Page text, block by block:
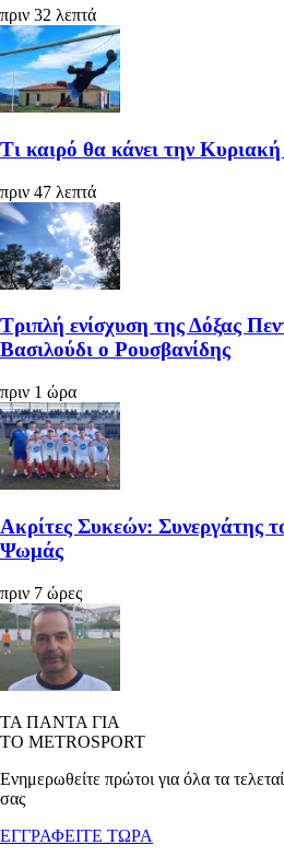
πριν 32 λεπτά
Τι καιρό θα κάνει την
πριν 47 λεπτά
Τριπλή ενίσχυση της Δόξας
Βασιλούδι ο Ρουσβανίδης
πριν 1 ώρα
Ακρίτες Συκεών: Συνεργάτης
Ψωμάς
πριν 7 ώρες
ΤΑ ΠΑΝΤΑ ΓΙΑ
ΤΟ METROSPORT
Ενημερωθείτε πρώτοι για όλα τα
σας
ΕΓΓΡΑΦΕΙΤΕ ΤΩΡΑ